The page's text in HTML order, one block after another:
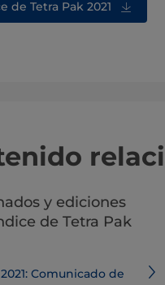
de Tetra Pak 2021
y ediciones
de Tetra Pak
Comunicado de